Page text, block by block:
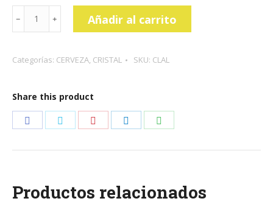
CLAUSTHALER
LIMON
Añadir al carrito
Categorías: CERVEZA, CRISTAL SKU: CLAL
Share this product
Productos relacionados